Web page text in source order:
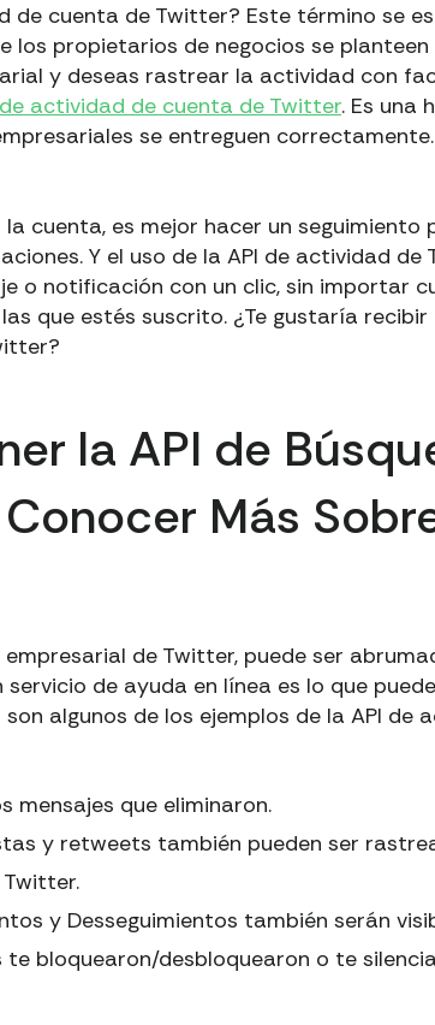
de cuenta de Twitter? Este término se
los propietarios de negocios se
y deseas rastrear la actividad con
actividad de cuenta de Twitter. Es una
se entreguen
cuenta, es mejor hacer un
Y el uso de la API de actividad
o notificación con un clic, sin importar
que estés suscrito. ¿Te gustaría recibir
la API de
Más
de Twitter, puede ser
de ayuda en línea es lo que
algunos de los ejemplos de la API de
mensajes que eliminaron.
y retweets también pueden ser
y Desseguimientos también serán
bloquearon/desbloquearon o te